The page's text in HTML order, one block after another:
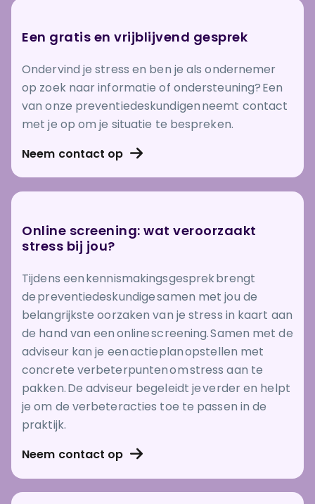
Een gratis en vrijblijvend gesprek
Ondervind je stress en ben je als ondernemer
op zoek naar informatie of ondersteuning? Een
van onze preventiedeskundigen neemt contact
met je op om je situatie te bespreken.
Neem contact op
Online screening: wat veroorzaakt
stress bij jou?
Tijdens een kennismakingsgesprek brengt
de preventiedeskundige samen met jou de
belangrijkste oorzaken van je stress in kaart aan
de hand van een online screening. Samen met de
adviseur kan je een actieplan opstellen met
concrete verbeterpunten om stress aan te
pakken. De adviseur begeleidt je verder en helpt
je om de verbeteracties toe te passen in de
praktijk.
Neem contact op